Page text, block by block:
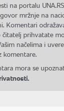
na portalu
mržnje na
Komentari
prihvatate
načelima i
komentare.
mora se